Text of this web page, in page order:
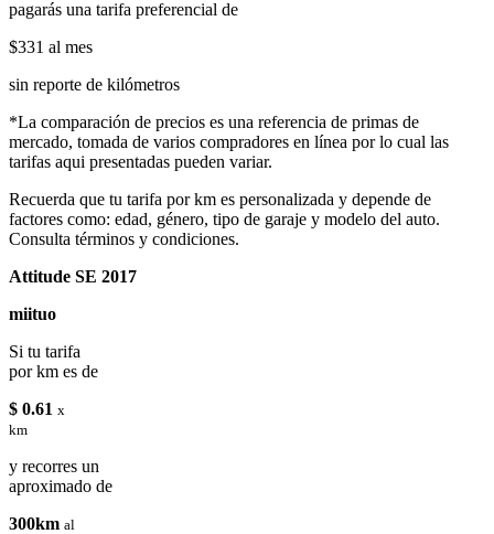
pagarás una tarifa preferencial de
$331 al mes
sin reporte de kilómetros
*La comparación de precios es una referencia de primas de
mercado, tomada de varios compradores en línea por lo cual las
tarifas aqui presentadas pueden variar.
Recuerda que tu tarifa por km es personalizada y depende de
factores como: edad, género, tipo de garaje y modelo del auto.
Consulta términos y condiciones.
Attitude SE 2017
miituo
Si tu tarifa
por km es de
$ 0.61 x
km
y recorres un
aproximado de
300km al